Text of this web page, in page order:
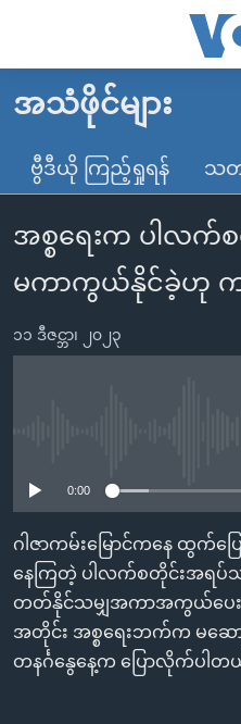
လွယ်ကူ
သည့်
များ
ပင်မ
သို့
စာမျက်နှာ
သို့
ကျော်
ကြည့်
ရန်
မူလစာမျက်နှာ
မြန်မာ
ကမ္ဘာ့သတင်းများ
နိုင်ငံတကာ
အစ္စရေး-ပါလက်စတိုင်း
ဗွီဒီယို
သတင်းလွတ်လပ်ခွင့်
ရပ်ဝန်းတခု လမ်းတခု အလွန်
အင်္ဂလိပ်စာလေ့လာမယ်
ဗွီအိုအေ လူမှုကွန်ယက်များ
အသံဖိုင်များ
ဗွီဒီယို ကြည့်ရှုရန် သတ
အစ္စရေးက ပါလက်
မကာကွယ်နိုင်ခဲ့ဟု က
၁၁ ဒီဇင္ဘာ၊ ၂၀၂၃
0:00
ဂါဇာကမ်းမြောင်ကနေ ထွက်ပြေ
နေကြတဲ့ ပါလက်စတိုင်းအရပ်
တတ်နိုင်သမျှအကာအကွယ်ပေး
အတိုင်း အစ္စရေးဘက်က မဆ
တနင်္ဂနွေနေ့က ပြောလိုက်ပါတ